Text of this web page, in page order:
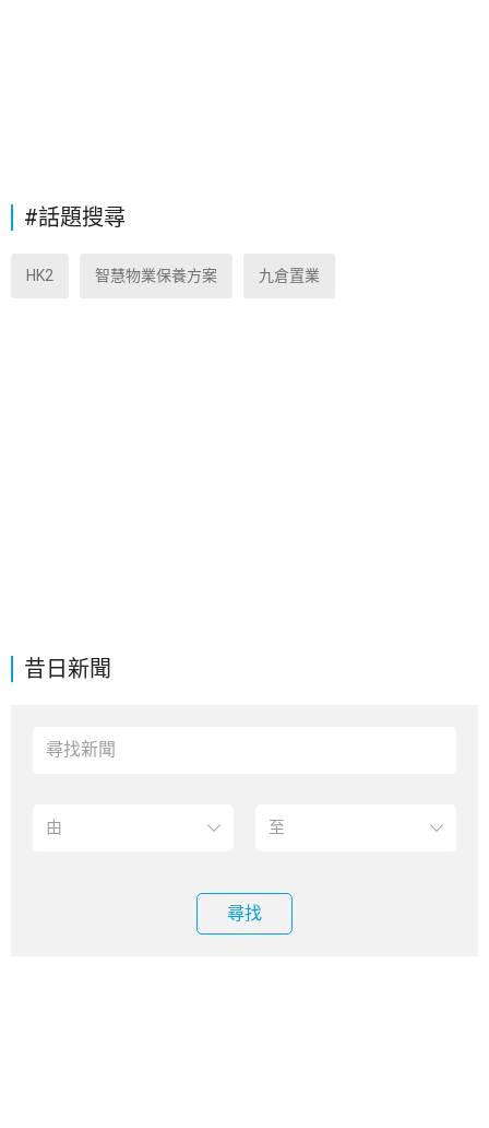
昔日新聞
尋找
#話題搜尋
HK2 智慧物業保養方案 九倉置業